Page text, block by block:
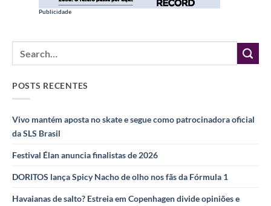
Publicidade
POSTS RECENTES
Vivo mantém aposta no skate e segue como patrocinadora oficial
da SLS Brasil
Festival Élan anuncia finalistas de 2026
DORITOS lança Spicy Nacho de olho nos fãs da Fórmula 1
Havaianas de salto? Estreia em Copenhagen divide opiniões e